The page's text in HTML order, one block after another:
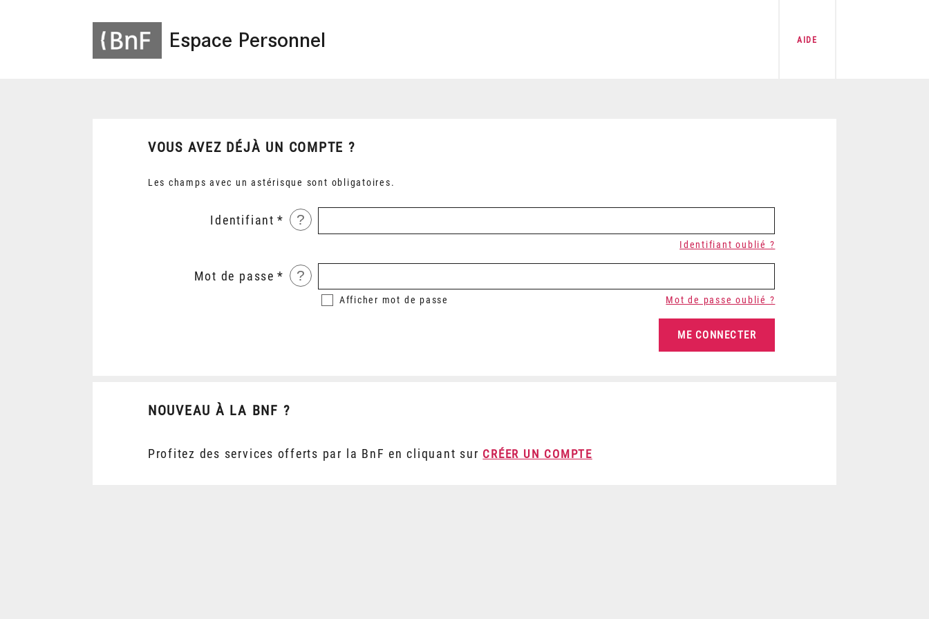
Espace Personnel AIDE
VOUS AVEZ DÉJÀ UN COMPTE ?
Les champs avec un astérisque sont obligatoires.
Identifiant ?
Identifiant oublié ?
Mot de passe ?
Afficher mot de passe Mot de passe oublié ?
NOUVEAU À LA BNF ?
Profitez des services offerts par la BnF en cliquant sur CRÉER UN COMPTE